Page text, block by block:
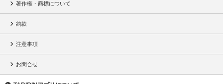
著作権・商標について
約款
注意事項
お問合せ